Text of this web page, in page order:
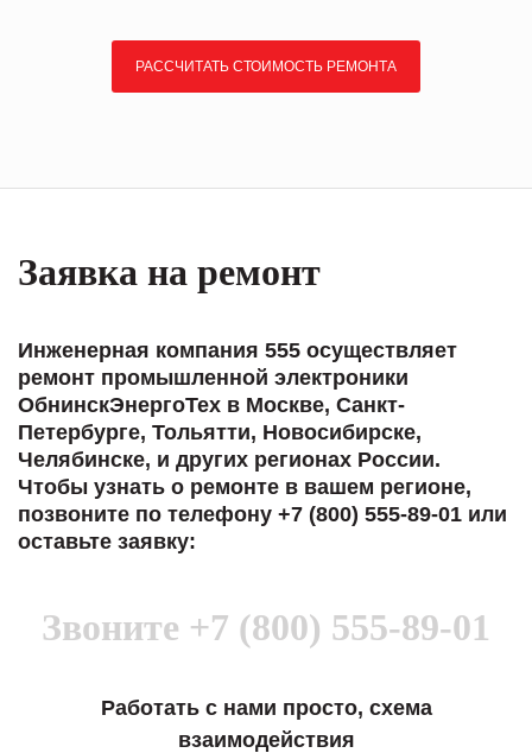
РАССЧИТАТЬ СТОИМОСТЬ РЕМОНТА
Заявка на ремонт
Инженерная компания 555 осуществляет
ремонт промышленной электроники
ОбнинскЭнергоТех в Москве, Санкт-
Петербурге, Тольятти, Новосибирске,
Челябинске, и других регионах России.
Чтобы узнать о ремонте в вашем регионе,
позвоните по телефону +7 (800) 555-89-01 или
оставьте заявку:
Звоните +7 (800) 555-89-01
Работать с нами просто, схема
взаимодействия